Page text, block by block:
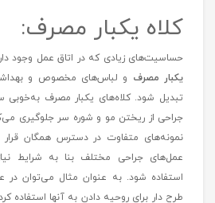
محصول کاربردی در بیمارستان‌ها،
رستوران‌ها، اتاق‌های سرور، مکان‌های
استفاده می‌شود.
کلاه یکبار مصرف:
حساسیت‌های زیادی که در اتاق عمل وجود
یکبار مصرفو لباس‌های مخصوص و
تبدیل شود. کلاه‌های یکبار مصرف به‌خوبی
جراحی از ریختن مو و شوره سر جلوگیری